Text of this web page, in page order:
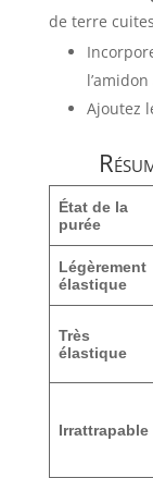
de terre
Ajoutez
État de la
purée
Légèrement
élastique
Très
élastique
Irrattrapable